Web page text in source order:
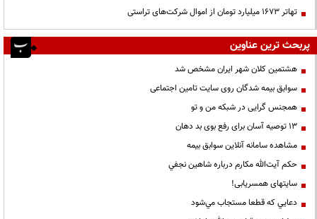
تهاتر ۱۶۷۳ میلیارد تومان از اموال شرکت‌های تراستی
پربحث ترین عناوین
هشتمین کلان شهر ایران مشخص شد
سوابق بیمه شدگان روی سایت تامین اجتماعی
همجنس گرایی در شبکه من و تو
13 توصیه آسان برای رفع بوی بد دهان
مشاهده سامانه آنلاين سوابق بیمه
حكم آيت‌الله مكارم درباره شاهين نجفي
سایتهای همسریابی!
دعايي كه قطعا مستجاب مي‌شود